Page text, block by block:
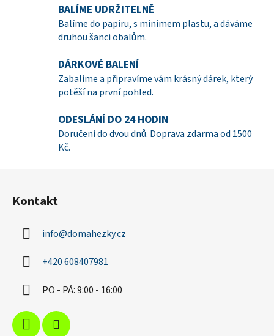
v
k
y
ý
p
i
u
BALÍME UDRŽITELNĚ
Balíme do papíru, s minimem plastu, a dáváme
druhou šanci obalům.
DÁRKOVÉ BALENÍ
Zabalíme a připravíme vám krásný dárek, který
potěší na první pohled.
ODESLÁNÍ DO 24 HODIN
Doručení do dvou dnů. Doprava zdarma od 1500
Kč.
Kontakt
info@domahezky.cz
+420 608407981
PO - PÁ: 9:00 - 16:00